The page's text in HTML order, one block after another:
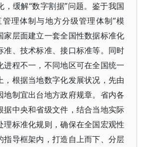
，缓解“数字割据”问题。鉴于我国
理体制与地方分级管理体制”模
家层面建立一套全国性数据标准化
准、技术标准、接口标准等。同时
进程不一，不同地区可在全国统一
，根据当地数字化发展状况，先由
地制宜出台地方政府规章。省内各
据中央和省级文件，结合当地实际
理标准化规则，确保在全国宏观性
指导框架内，打造自上而下、分层